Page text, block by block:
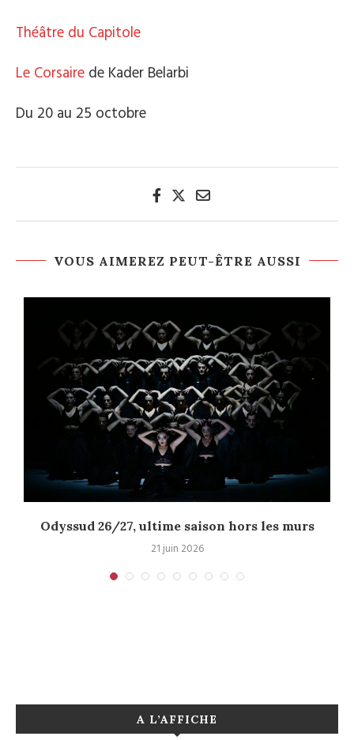
Théâtre du Capitole
Le Corsaire de Kader Belarbi
Du 20 au 25 octobre
VOUS AIMEREZ PEUT-ÊTRE AUSSI
Odyssud 26/27, ultime saison hors les murs
21 juin 2026
A L’AFFICHE